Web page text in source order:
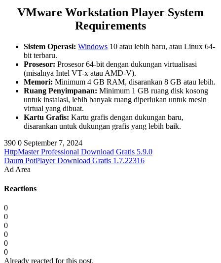
VMware Workstation Player System
Requirements
Sistem Operasi: Windows 10 atau lebih baru, atau Linux 64-
bit terbaru.
Prosesor: Prosesor 64-bit dengan dukungan virtualisasi
(misalnya Intel VT-x atau AMD-V).
Memori: Minimum 4 GB RAM, disarankan 8 GB atau lebih.
Ruang Penyimpanan: Minimum 1 GB ruang disk kosong
untuk instalasi, lebih banyak ruang diperlukan untuk mesin
virtual yang dibuat.
Kartu Grafis: Kartu grafis dengan dukungan baru,
disarankan untuk dukungan grafis yang lebih baik.
390 0 September 7, 2024
HttpMaster Professional Download Gratis 5.9.0
Daum PotPlayer Download Gratis 1.7.22316
Ad Area
Reactions
0
0
0
0
0
0
Already reacted for this post.